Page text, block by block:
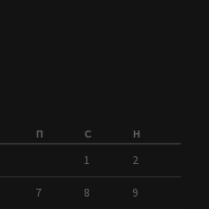
П С Н
1 2
7 8 9